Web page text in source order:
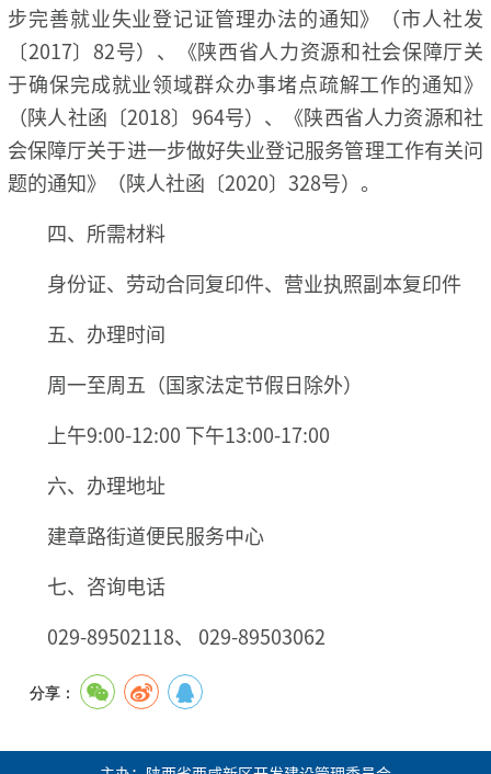
步完善就业失业登记证管理办法的通知》（市人社发
〔2017〕82号）、《陕西省人力资源和社会保障厅关
于确保完成就业领域群众办事堵点疏解工作的通知》
（陕人社函〔2018〕964号）、《陕西省人力资源和社
会保障厅关于进一步做好失业登记服务管理工作有关问
题的通知》（陕人社函〔2020〕328号）。
四、所需材料
身份证、劳动合同复印件、营业执照副本复印件
五、办理时间
周一至周五（国家法定节假日除外）
上午9:00-12:00 下午13:00-17:00
六、办理地址
建章路街道便民服务中心
七、咨询电话
029-89502118、 029-89503062
分享：